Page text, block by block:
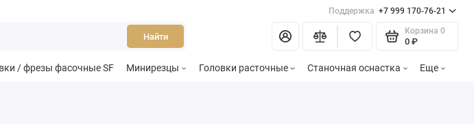
Поддержка +7 999 170-76-21
Найти
Корзина 0
0 ₽
/ фрезы фасочные SF Минирезцы Головки расточные Станочная оснастка Еще